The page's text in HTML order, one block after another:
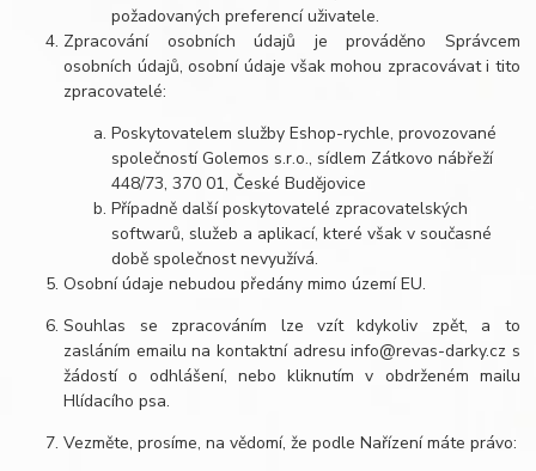
požadovaných preferencí uživatele.
Zpracování osobních údajů je prováděno Správcem
osobních údajů, osobní údaje však mohou zpracovávat i tito
zpracovatelé:
Poskytovatelem služby Eshop-rychle, provozované
společností Golemos s.r.o., sídlem Zátkovo nábřeží
448/73, 370 01, České Budějovice
Případně další poskytovatelé zpracovatelských
softwarů, služeb a aplikací, které však v současné
době společnost nevyužívá.
Osobní údaje nebudou předány mimo území EU.
Souhlas se zpracováním lze vzít kdykoliv zpět, a to
zasláním emailu na kontaktní adresu info@revas-darky.cz s
žádostí o odhlášení, nebo kliknutím v obdrženém mailu
Hlídacího psa.
Vezměte, prosíme, na vědomí, že podle Nařízení máte právo: